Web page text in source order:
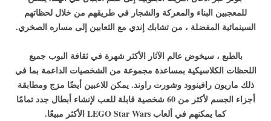
للمعجبين البناء والمعركة والشجار في طريقهم من خلال لحظاتهم
السينمائية المفضلة ، من تشابك إندي مع الثعابين إلى مساره الصخري.
بالطبع ، سيخوض عالم الآثار الأكثر شهرة في ثقافة البوب ​​جميع
اللحظات الكلاسيكية بمساعدة مجموعة من الشخصيات الداعمة بما في
ذلك ماريون رافينوود وشورت راوند. يمكن للاعبين أيضًا مزج ومطابقة
أجزاء الجسم لأكثر من 60 شخصية قابلة للعب لإنشاء أبطال جدد تمامًا
كما يمكنهم في ألعاب LEGO Star Wars الأكثر مبيعًا
.